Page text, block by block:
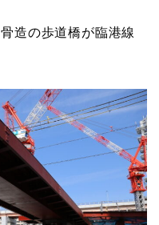
造の歩道橋が臨港線